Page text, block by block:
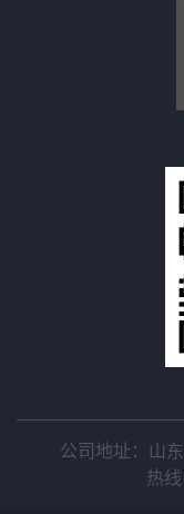
公司地址：山
热线